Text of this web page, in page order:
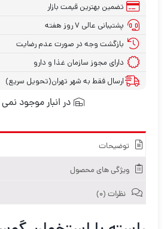
تضمین بهترین قیمت بازار
پشتیبانی عالی ۷ روز هفته
بازگشت وجه در صورت عدم رضایت
دارای مجوز سازمان غذا و دارو
ارسال فقط به شهر تهران(تحویل سریع)
در انبار موجود
توضیحات
ویژگی های محصول
نظرات (۰)